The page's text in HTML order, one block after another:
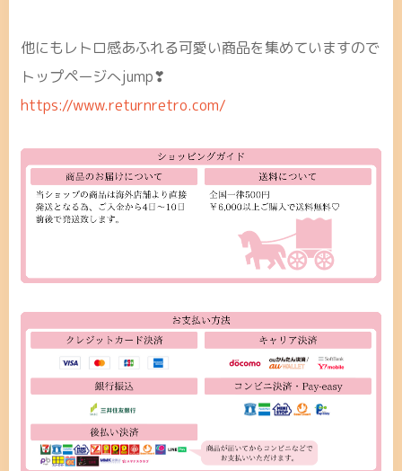
他にもレトロ感あふれる可愛い商品を集めていますので
トップページへjump❣
https://www.returnretro.com/